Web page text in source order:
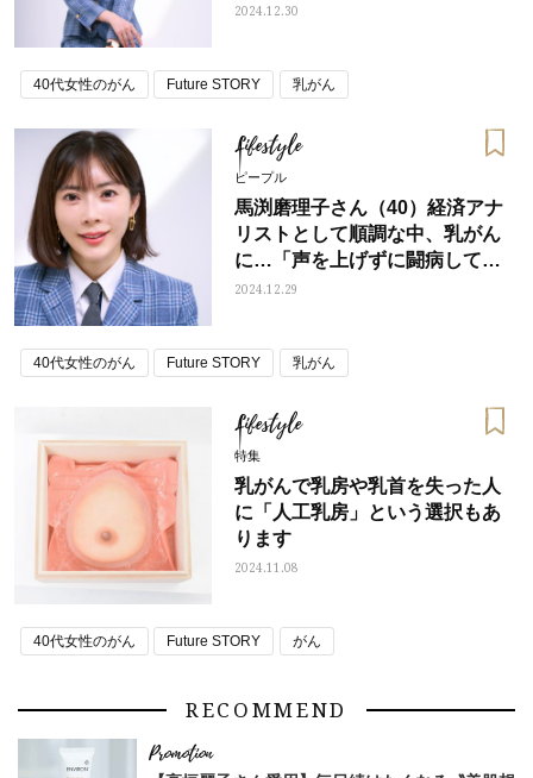
2024.12.30
40代女性のがん Future STORY 乳がん
Lifestyle
ピープル
馬渕磨理子さん（40）経済アナ
リストとして順調な中、乳がん
に…「声を上げずに闘病してい
る方がいかに多いか知りまし
2024.12.29
40代女性のがん Future STORY 乳がん
Lifestyle
特集
乳がんで乳房や乳首を失った人
に「人工乳房」という選択もあ
ります
2024.11.08
40代女性のがん Future STORY がん
RECOMMEND